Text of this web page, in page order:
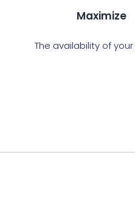
Maximize
The availability of